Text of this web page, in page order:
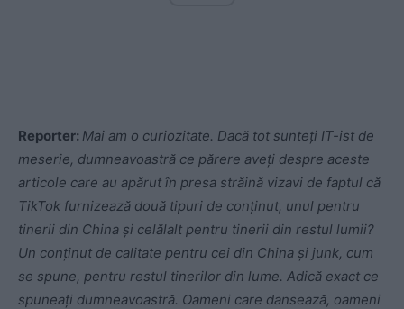
Reporter: Mai am o curiozitate. Dacă tot sunteți IT-ist de
meserie, dumneavoastră ce părere aveți despre aceste
articole care au apărut în presa străină vizavi de faptul că
TikTok furnizează două tipuri de conținut, unul pentru
tinerii din China și celălalt pentru tinerii din restul lumii?
Un conținut de calitate pentru cei din China și junk, cum
se spune, pentru restul tinerilor din lume. Adică exact ce
spuneați dumneavoastră. Oameni care dansează, oameni